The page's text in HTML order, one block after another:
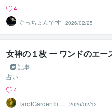
4
ぐっちょんです
2026/02/25
女神の１枚 ー ワンドのエー
記事
占い
4
TarotGarden by
2026/02/12